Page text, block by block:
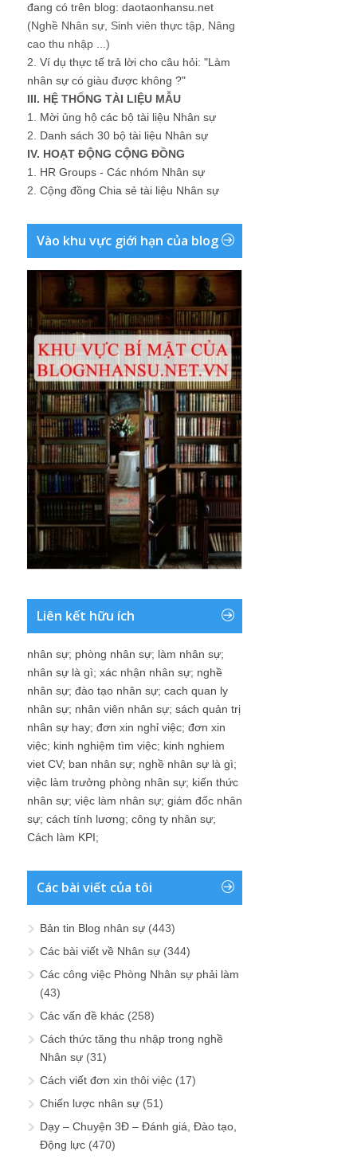
đang có trên blog: daotaonhansu.net
(Nghề Nhân sự, Sinh viên thực tập, Nâng
cao thu nhập ...)
2. Ví dụ thực tế trả lời cho câu hỏi: "Làm
nhân sự có giàu được không ?"
III. HỆ THỐNG TÀI LIỆU MẪU
1. Mời ủng hộ các bộ tài liệu Nhân sự
2. Danh sách 30 bộ tài liệu Nhân sự
IV. HOẠT ĐỘNG CỘNG ĐỒNG
1. HR Groups - Các nhóm Nhân sự
2. Cộng đồng Chia sẻ tài liệu Nhân sự
Vào khu vực giới hạn của blog
Liên kết hữu ích
nhân sự; phòng nhân sự; làm nhân sự;
nhân sự là gì; xác nhận nhân sự; nghề
nhân sự; đào tạo nhân sự; cach quan ly
nhân sự; nhân viên nhân sự; sách quản trị
nhân sự hay; đơn xin nghỉ việc; đơn xin
việc; kinh nghiệm tìm việc; kinh nghiem
viet CV; ban nhân sự; nghề nhân sự là gì;
việc làm trưởng phòng nhân sự; kiến thức
nhân sự; việc làm nhân sự; giám đốc nhân
sự; cách tính lương; công ty nhân sự;
Cách làm KPI;
Các bài viết của tôi
Bản tin Blog nhân sự (443)
Các bài viết về Nhân sự (344)
Các công việc Phòng Nhân sự phải làm
(43)
Các vấn đề khác (258)
Cách thức tăng thu nhập trong nghề
Nhân sự (31)
Cách viết đơn xin thôi việc (17)
Chiến lược nhân sự (51)
Dạy – Chuyện 3Đ – Đánh giá, Đào tạo,
Động lực (470)